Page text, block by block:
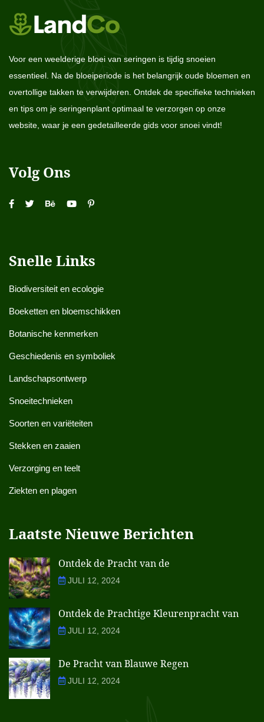
Voor een weelderige bloei van seringen is tijdig snoeien
essentieel. Na de bloeiperiode is het belangrijk oude bloemen en
overtollige takken te verwijderen. Ontdek de specifieke technieken
en tips om je seringenplant optimaal te verzorgen op onze
website, waar je een gedetailleerde gids voor snoei vindt!
Volg Ons
Snelle Links
Biodiversiteit en ecologie
Boeketten en bloemschikken
Botanische kenmerken
Geschiedenis en symboliek
Landschapsontwerp
Snoeitechnieken
Soorten en variëteiten
Stekken en zaaien
Verzorging en teelt
Ziekten en plagen
Laatste Nieuwe Berichten
Ontdek de Pracht van de
JULI 12, 2024
Ontdek de Prachtige Kleurenpracht van
JULI 12, 2024
De Pracht van Blauwe Regen
JULI 12, 2024